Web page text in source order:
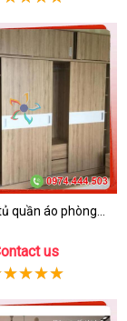
quần áo phòng...
us